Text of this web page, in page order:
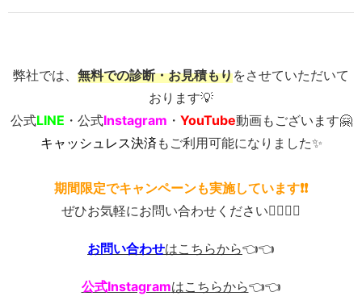
弊社では、 無料での診断・お見積もりをさせていただいて
おります💡
公式LINE ・公式Instagram ・ YouTube動画もございます🤗
キャッシュレス決済 もご利用可能になりました✨
期間限定でキャンペーンも実施しています❗❗
ぜひお気軽にお問い合わせください💁‍♂️💁‍♂️
お問い合わせはこちらから👈👈
公式Instagramはこちらから👈👈